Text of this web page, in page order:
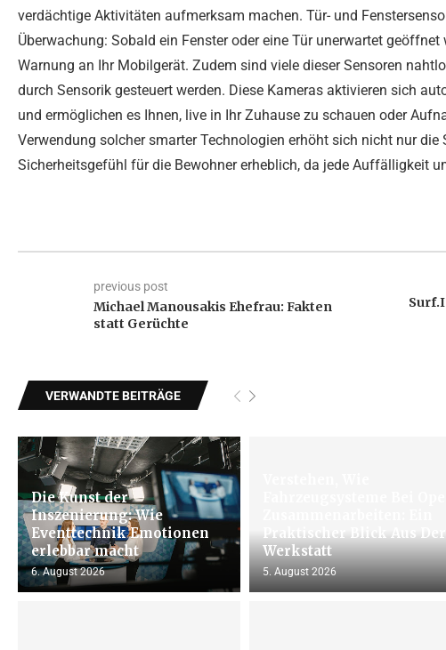
verdächtige Aktivitäten aufmerksam machen. Tür- und
Überwachung: Sobald ein Fenster oder eine Tür unerwartet
Warnung an Ihr Mobilgerät. Zudem sind viele dieser Sensoren
durch Sensorik gesteuert werden. Diese Kameras aktivieren sich
und ermöglichen es Ihnen, live in Ihr Zuhause zu schauen oder
Verwendung solcher smarter Technologien erhöht sich nicht nur
Sicherheitsgefühl für die Bewohner erheblich, da jede Auffälligkeit
previous post
Michael Manousakis Ehefrau: Fakten
statt Gerüchte
VERWANDTE BEITRÄGE
Die Kunst der
Inszenierung: Wie
Eventtechnik Emotionen
erlebbar macht
6. August 2026
Praktischer Blick Aus Der
Werkstatt
5. August 2026